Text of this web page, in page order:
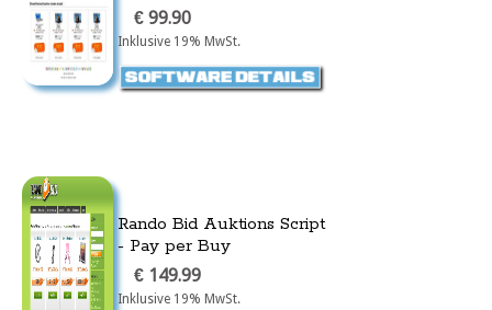
€ 99.90
Inklusive 19% MwSt.
Rando Bid Auktions Script
- Pay per Buy
€ 149.99
Inklusive 19% MwSt.